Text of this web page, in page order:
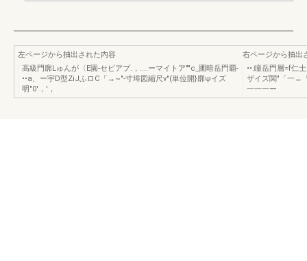
左ページから抽出された内容
高級門廓Lゅんが〈E園-セピアプ.，....ーマイトア""c_圃暗岳門覇-
••a、ー宇D型ZiJふロC「→~"-寸埠図縮尺ν"(単位開}廓ψイズ
明"0'，'，
右ページから抽出
••.瞳岳門層=f仁
ザイズ関"「一←
一一一ー